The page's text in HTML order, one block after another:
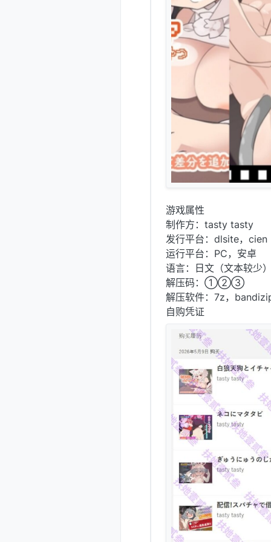
游戏属性
制作方：tasty tasty
发行平台：dlsite，cien
运行平台：PC，安卓
语言：日文（文本较少
解压码：①②③
解压软件：7z，
自购凭证